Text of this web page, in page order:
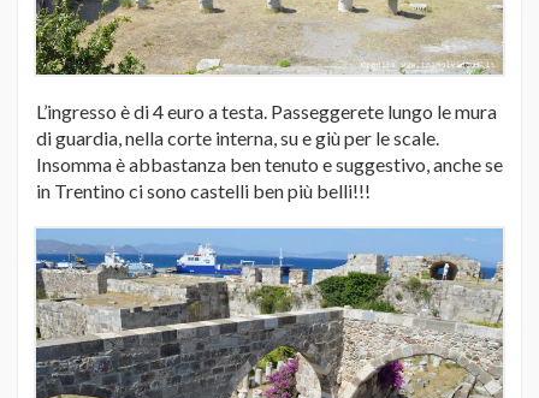
L’ingresso è di 4 euro a testa. Passeggerete lungo le mura
di guardia, nella corte interna, su e giù per le scale.
Insomma è abbastanza ben tenuto e suggestivo, anche se
in Trentino ci sono castelli ben più belli!!!